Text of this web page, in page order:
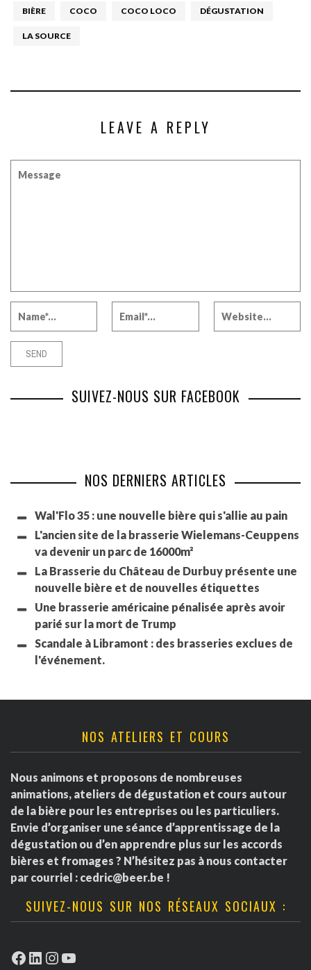
BIÈRE COCO COCO LOCO DÉGUSTATION
LA SOURCE
LEAVE A REPLY
SUIVEZ-NOUS SUR FACEBOOK
NOS DERNIERS ARTICLES
Wal'Flo 35 : une nouvelle bière qui s'allie au pain
L'ancien site de la brasserie Wielemans-Ceuppens
va devenir un parc de 16000m²
La Brasserie du Château de Durbuy présente une
nouvelle bière et de nouvelles étiquettes
Une brasserie américaine pénalisée après avoir
parié sur la mort de Trump
Scandale à Libramont : des brasseries exclues de
l'événement.
NOS ATELIERS ET COURS
Nous animons et proposons de nombreuses
animations, ateliers de dégustation et cours autour
de la bière pour les entreprises ou les particuliers.
Envie d’organiser une séance d’apprentissage de la
dégustation ou d’en apprendre plus sur les accords
bières et fromages ? N’hésitez pas à nous contacter
par courriel : cedric@beer.be !
SUIVEZ-NOUS SUR NOS RÉSEAUX SOCIAUX :
Facebook
LinkedIn
Instagram
YouTube